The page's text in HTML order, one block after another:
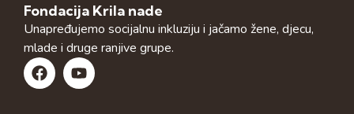
Fondacija Krila nade
Unapređujemo socijalnu inkluziju i jačamo žene, djecu,
mlade i druge ranjive grupe.